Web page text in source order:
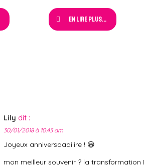
En lire plus...
Lily dit :
30/01/2018 à 10:43 am
Joyeux anniversaaaiiire ! 😀
mon meilleur souvenir ? la transformation